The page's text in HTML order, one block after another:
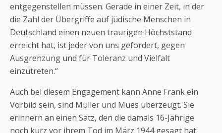
entgegenstellen müssen. Gerade in einer Zeit, in der
die Zahl der Übergriffe auf jüdische Menschen in
Deutschland einen neuen traurigen Höchststand
erreicht hat, ist jeder von uns gefordert, gegen
Ausgrenzung und für Toleranz und Vielfalt
einzutreten.“
Auch bei diesem Engagement kann Anne Frank ein
Vorbild sein, sind Müller und Mues überzeugt. Sie
erinnern an einen Satz, den die damals 16-Jährige
noch kurz vor ihrem Tod im März 1944 gesagt hat: